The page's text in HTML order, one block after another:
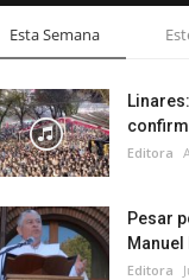
Esta Semana
Editora
Pesar
Editora